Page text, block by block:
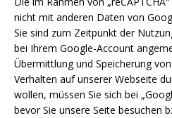
nicht mit anderen Daten von
Sie sind zum Zeitpunkt der
bei Ihrem Google-Account
Übermittlung und Speicherung
Verhalten auf unserer Webseite
wollen, müssen Sie sich bei
bevor Sie unsere Seite besuchen